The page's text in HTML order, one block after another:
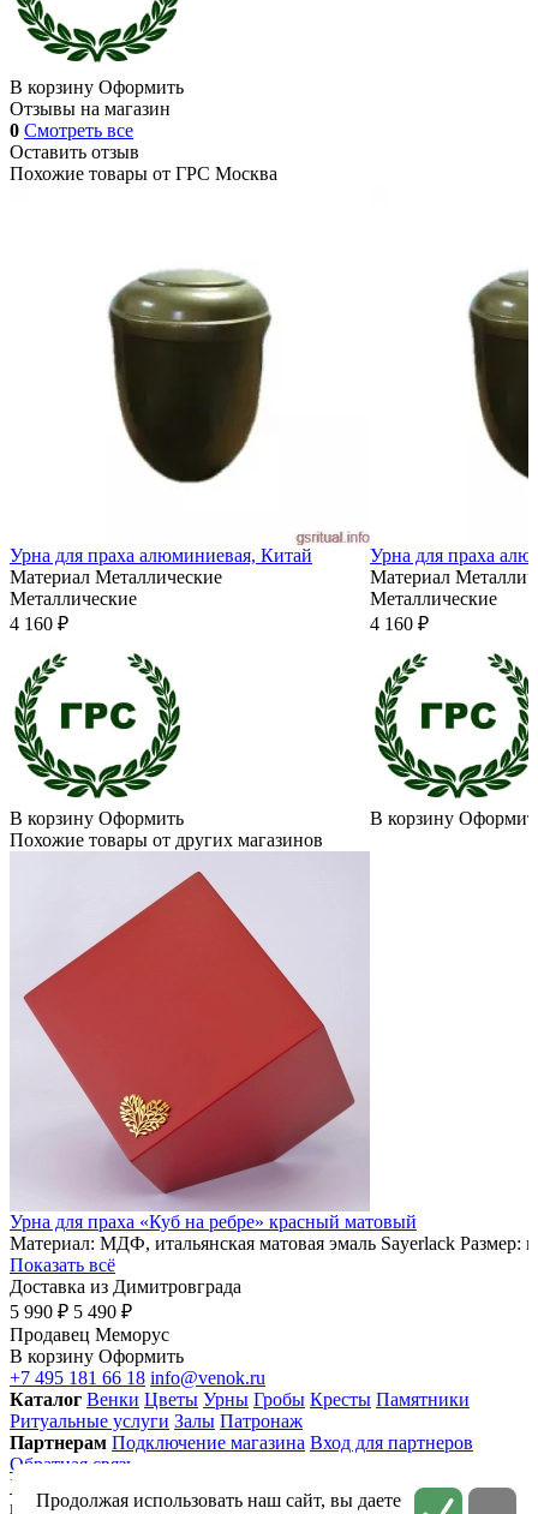
В корзину Оформить
Отзывы на магазин
0 Смотреть все
Оставить отзыв
Похожие товары от ГРС Москва
Урна для праха алюминиевая, Китай
Материал Металлические
Металлические
4 160 ₽
В корзину Оформить
Урна для праха
Материал
Металлические
4 160 ₽
В корзину
Похожие товары от других магазинов
Урна для праха «Куб на ребре» красный матовый
Материал: МДФ, итальянская матовая эмаль Sayerlack
Показать всё
Доставка из Димитровграда
5 990 ₽ 5 490 ₽
Продавец Меморус
В корзину Оформить
+7 495 181 66 18 info@venok.ru
Каталог Венки Цветы Урны Гробы Кресты Памятники
Ритуальные услуги Залы Патронаж
Партнерам Подключение магазина Вход для партнеров
Обратная связь
Условия использования
конфиденциальностиСоглашение на обработку персональных
Продолжая использовать наш сайт, вы даете